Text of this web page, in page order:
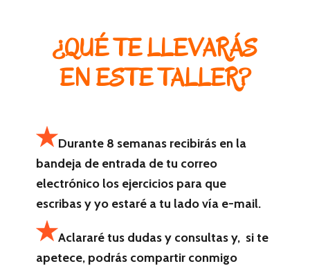
¿QUÉ TE LLEVARÁS
EN ESTE TALLER?
Durante 8 semanas recibirás en la
bandeja de entrada de tu correo
electrónico los ejercicios para que
escribas y yo estaré a tu lado vía e-mail.
Aclararé tus dudas y consultas y, si te
apetece, podrás compartir conmigo